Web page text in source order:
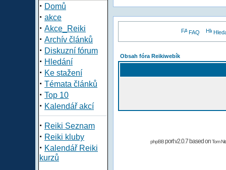
· Domů
· akce
· Akce_Reiki
· Archív článků
· Diskuzní fórum
· Hledání
· Ke stažení
· Témata článků
· Top 10
· Kalendář akcí
· Reiki Seznam
· Reiki kluby
· Kalendář Reiki
kurzů
FAQ
Obsah fóra Reikiwebík
phpBBport v2.0.7 based onTom